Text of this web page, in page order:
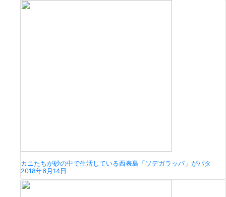
カニたちが砂の中で生活している西表島「ソデガラッパ」がバタ
2018年6月14日